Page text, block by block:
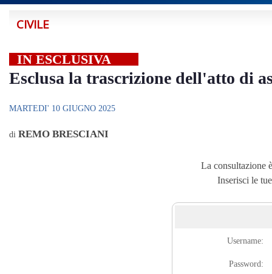
CIVILE
IN ESCLUSIVA
Esclusa la trascrizione dell'atto di
MARTEDI' 10 GIUGNO 2025
di REMO BRESCIANI
La consultazione
Inserisci le
Username:
Password: